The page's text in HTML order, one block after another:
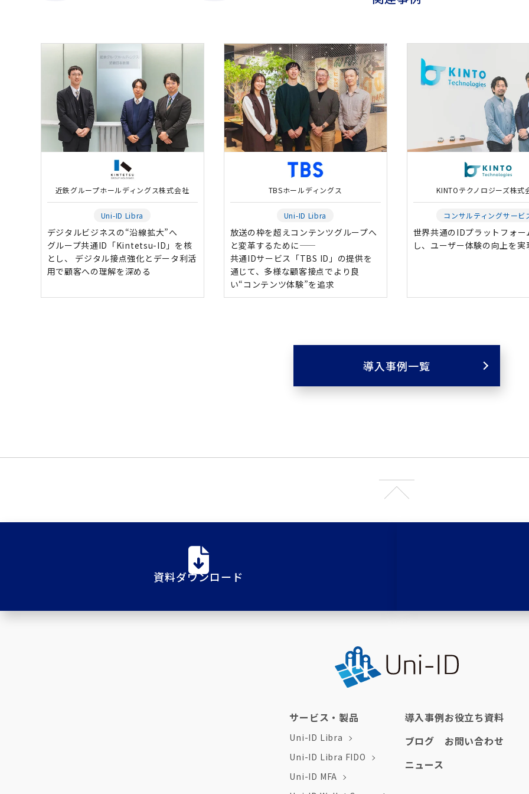
近鉄グループホールディングス株式会社
Uni-ID Libra
デジタルビジネスの“沿線拡大”へ
グループ共通ID「Kintetsu-ID」を核
とし、 デジタル接点強化とデータ利活
用で顧客への理解を深める
TBSホールディングス
Uni-ID Libra
放送の枠を超えコンテンツグループへ
と変革するために――
共通IDサービス「TBS ID」の提供を
通じて、多様な顧客接点でより良
い“コンテンツ体験”を追求
KINTOテクノロジーズ株式
コンサルティングサービ
世界共通のIDプラットフォー
し、ユーザー体験の向上を実
導入事例一覧
資料ダウンロード
サービス・製品
Uni-ID Libra
Uni-ID Libra FIDO
Uni-ID MFA
導入事例
ブログ
ニュース
お役立ち資料
お問い合わせ